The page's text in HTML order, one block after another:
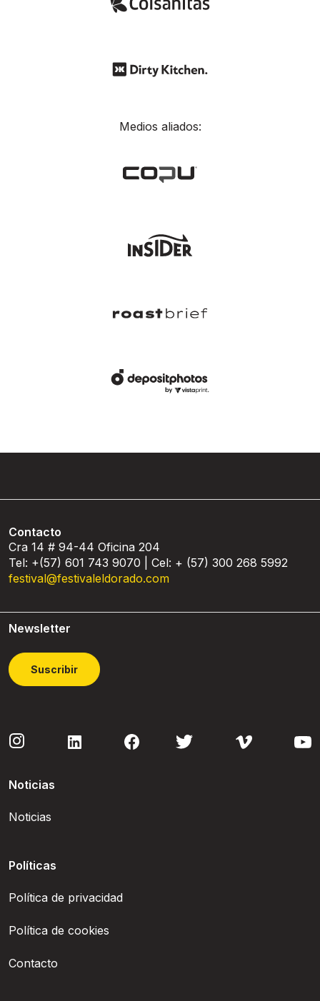
Medios aliados:
Contacto
Cra 14 # 94-44 Oficina 204
Tel: +(57) 601 743 9070 | Cel: + (57) 300 268 5992
festival@festivaleldorado.com
Newsletter
Suscribir
Noticias
Noticias
Políticas
Política de privacidad
Política de cookies
Contacto